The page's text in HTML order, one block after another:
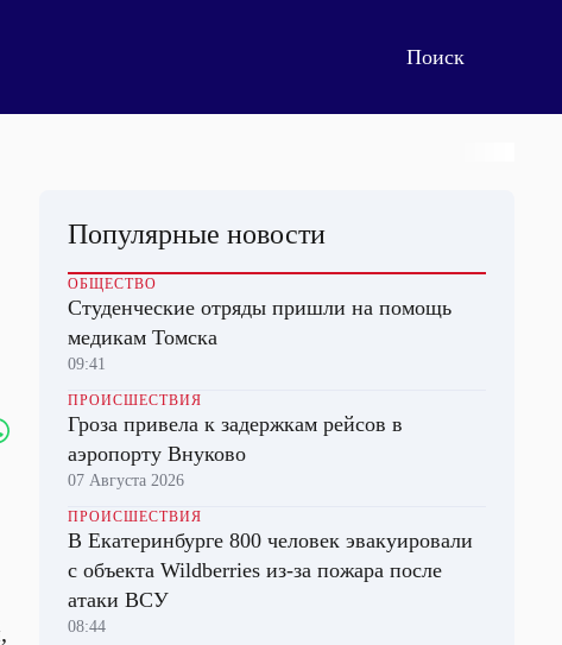
Популярные новости
ОБЩЕСТВО
Студенческие отряды пришли на помощь
медикам Томска
09:41
ПРОИСШЕСТВИЯ
Гроза привела к задержкам рейсов в
аэропорту Внуково
07 Августа 2026
ПРОИСШЕСТВИЯ
В Екатеринбурге 800 человек эвакуировали
с объекта Wildberries из-за пожара после
атаки ВСУ
08:44